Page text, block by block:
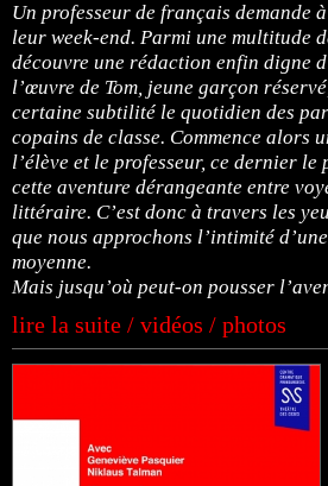
Un professeur de français demande
leur week-end. Parmi une multitude
découvre une rédaction enfin digne
l’œuvre de Tom, jeune garçon
certaine subtilité le quotidien des
copains de classe. Commence alors
l’élève et le professeur, ce dernier
cette aventure dérangeante entre
littéraire. C’est donc à travers les
que nous approchons l’intimité
moyenne.
Mais jusqu’où peut-on pousser
lire la suite / vidéos / photos